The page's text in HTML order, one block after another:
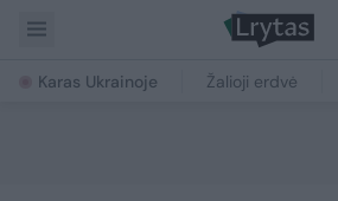
Karas Ukrainoje Žalioji erdvė